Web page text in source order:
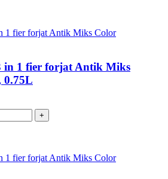
in 1 fier forjat Antik Miks
0.75L
+